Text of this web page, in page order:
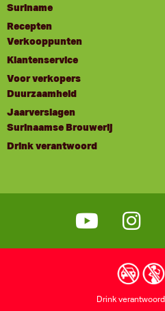
Suriname
Recepten
Verkooppunten
Klantenservice
Voor verkopers
Duurzaamheid
Jaarverslagen
Surinaamse Brouwerij
Drink verantwoord
Drink verantwoord